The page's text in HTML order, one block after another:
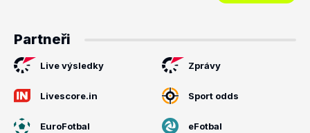
Partneři
Live výsledky Zprávy
Livescore.in Sport odds
EuroFotbal eFotbal